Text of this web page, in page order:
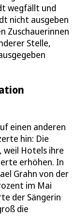
wegfällt und
nicht ausgeben
Zuschauerinnen
Stelle,
einen anderen
hin: Die
Hotels ihre
erhöhen. In
Grahn von der
im Mai
der Sängerin
die